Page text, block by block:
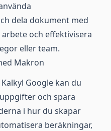
dela dokument med
och effektivisera
eller team.
Makron
Google kan du
och spara
i hur du skapar
beräkningar,